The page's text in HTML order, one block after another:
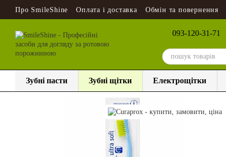
Перейти до основного контенту
Про SmileShine Оплата і доставка Обмін та повернення
093-120-31-71
Зубні пасти Зубні щітки Електрощітки